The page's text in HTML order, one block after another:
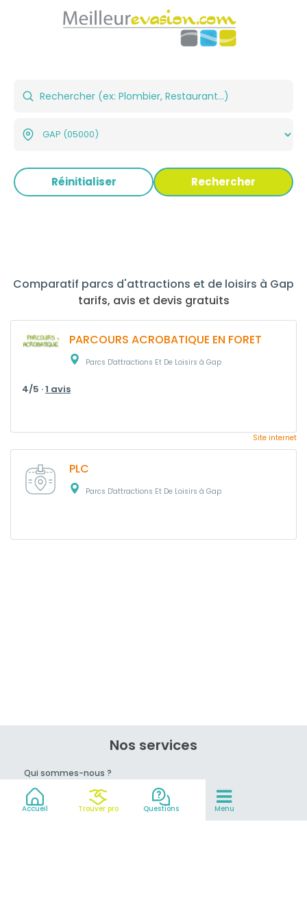
Accueil Trouver pro Questions Menu
Réinitialiser Rechercher
Comparatif parcs d'attractions et de loisirs à Gap
tarifs, avis et devis gratuits
PARCOURS ACROBATIQUE EN FORET
Parcs D'attractions Et De Loisirs à Gap
4/5 ·1 avis
Site internet
PLC
Parcs D'attractions Et De Loisirs à Gap
Nos services
Qui sommes-nous ?
Rejoignez-nous !
Conseils du pro